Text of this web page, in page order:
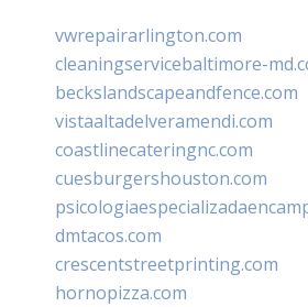
vwrepairarlington.com
cleaningservicebaltimore-
beckslandscapeandfence.com
vistaaltadelveramendi.com
coastlinecateringnc.com
cuesburgershouston.com
dmtacos.com
crescentstreetprinting.com
hornopizza.com